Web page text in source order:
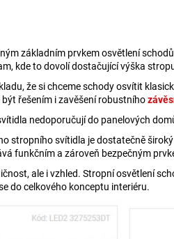
základním prvkem osvětlení
kde to dovolí dostačující výška
že si chceme schody osvítit
řešením i zavěšení robustního
nedoporučují do panelových
stropního svítidla je dostatečně
funkčním a zároveň bezpečným
ale i vzhled. Stropní osvětlení
do celkového konceptu interiéru.